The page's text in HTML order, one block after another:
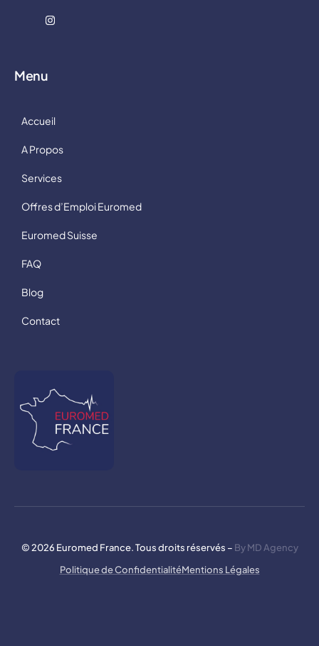
Menu
Accueil
A Propos
Services
Offres d’Emploi Euromed
Euromed Suisse
FAQ
Blog
Contact
© 2026 Euromed France. Tous droits réservés – By MD Agency
Politique de ConfidentialitéMentions Légales